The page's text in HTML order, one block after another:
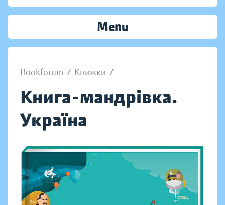
Menu
Bookforum / Книжки /
Книга-мандрівка.
Україна